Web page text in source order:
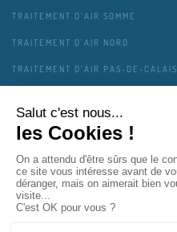
TRAITEMENT D'AIR SOMME
TRAITEMENT D'AIR NORD
TRAITEMENT D'AIR PAS-DE-CALAIS